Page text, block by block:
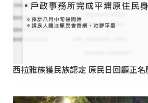
西拉雅族獲民族認定 原民日回顧正名